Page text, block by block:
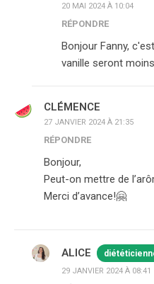
20 MAI 2024 À 10:04
RÉPONDRE
Bonjour Fanny,
vanille seront
CLÉMENCE
27 JANVIER 2024 À 21:35
RÉPONDRE
Bonjour,
Peut-on mettre de
Merci d’avance!🤗
ALICE
29 JANVIER 2024 À 08:41